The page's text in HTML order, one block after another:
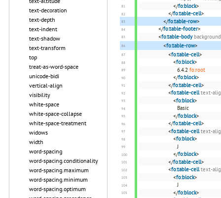
text-decoration
text-depth
text-indent
text-shadow
text-transform
top
treat-as-word-space
unicode-bidi
vertical-align
visibility
white-space
white-space-collapse
white-space-treatment
widows
width
word-spacing
word-spacing.conditionality
word-spacing.maximum
word-spacing.minimum
word-spacing.optimum
</fo:block>
</fo:table-cell>
</fo:table-row>
</fo:table-footer>
<fo:table-body
<fo:table-row>
<fo:table-cell>
<fo:block>
6.4.2 fo:root
</fo:block>
</fo:table-cell>
<fo:table-cell text-
<fo:block>
Basic
</fo:block>
</fo:table-cell>
<fo:table-cell text-
<fo:block>
J
</fo:block>
</fo:table-cell>
<fo:table-cell text-
<fo:block>
J
</fo:block>